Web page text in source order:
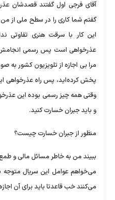
آقای فرجی اول گفتند قصدشان
گفتم شما کاری را در سطح ملی از
این کار با سرقت هنری تفاوتی
عذرخواهی است پس رسمی انجامش
مرا بی اجازه از تلویزیون کشور
پخش کرده‌اید، پس راه عذرخواهی
وقتی همه چیز رسمی بوده این
و باید جبران خسارت کنید.
منظور از جبران خسارت چیست؟
ببیند من به خاطر مسائل مالی و
می‌خواهم عوامل این سریال متوجه
می‌کنند خب قاعدتا باید برای آن